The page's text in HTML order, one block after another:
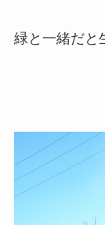
緑と一緒だと